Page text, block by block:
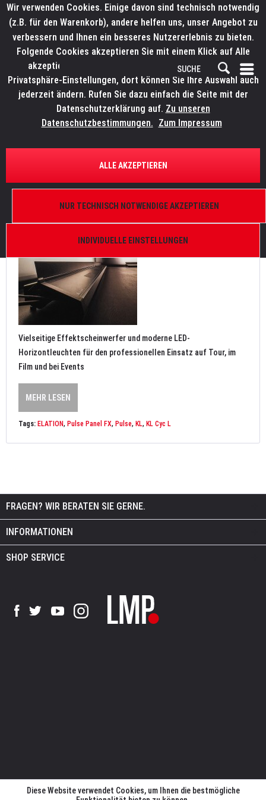
FILTERN
TLT Event AG investiert in ELATION Pulse Panel FX
und KL Cyc L
Von: Bianca Wilmsmann 25.07.25 10:15 0 Kommentare
Vielseitige Effektscheinwerfer und moderne LED-
Horizontleuchten für den professionellen Einsatz auf Tour, im
Film und bei Events
MEHR LESEN
Tags: ELATION, Pulse Panel FX, Pulse, KL, KL Cyc L
FRAGEN? WIR BERATEN SIE GERNE.
INFORMATIONEN
SHOP SERVICE
Wir verwenden Cookies. Einige davon sind technisch notwendig
(z.B. für den Warenkorb), andere helfen uns, unser Angebot zu
verbessern und Ihnen ein besseres Nutzererlebnis zu bieten.
Folgende Cookies akzeptieren Sie mit einem Klick auf Alle
akzeptieren. Weitere Informationen finden Sie in den
Privatsphäre-Einstellungen, dort können Sie Ihre Auswahl auch
jederzeit ändern. Rufen Sie dazu einfach die Seite mit der
Datenschutzerklärung auf. Zu unseren
Datenschutzbestimmungen. Zum Impressum
INDIVIDUELLE EINSTELLUNGEN
NUR TECHNISCH NOTWENDIGE AKZEPTIEREN
ALLE AKZEPTIEREN
Diese Website verwendet Cookies, um Ihnen die bestmögliche